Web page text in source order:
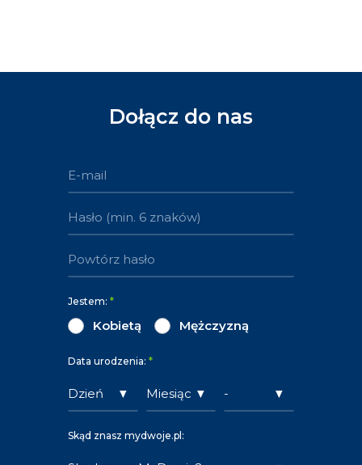
Dołącz do nas
Jestem: *
Kobietą Mężczyzną
Data urodzenia: *
Skąd znasz mydwoje.pl: